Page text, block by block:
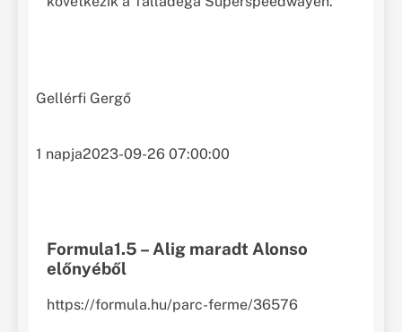
Gellérfi Gergő
1 napja2023-09-26 07:00:00
Formula1.5 – Alig maradt Alonso
előnyéből
https://formula.hu/parc-ferme/36576